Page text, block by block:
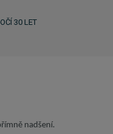
30 LET
nadšení.